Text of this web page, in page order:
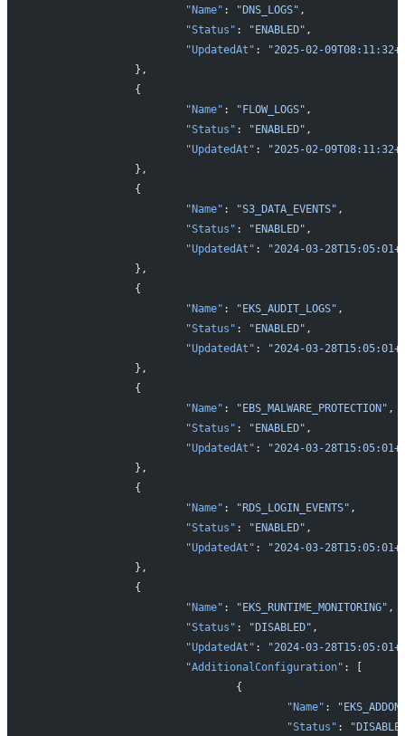
			"Name"
: "DNS_LOGS" ,
			"Status"
: "ENABLED" ,
			"UpdatedAt"
:
"2025-02-
		},
		{
			"Name"
: "FLOW_LOGS" ,
			"Status"
: "ENABLED" ,
			"UpdatedAt"
:
"2025-02-
		},
		{
			"Name"
: "S3_DATA_EVENTS" ,
			"Status"
: "ENABLED" ,
			"UpdatedAt"
:
"2024-03-
		},
		{
			"Name"
: "EKS_AUDIT_LOGS" ,
			"Status"
: "ENABLED" ,
			"UpdatedAt"
:
"2024-03-
		},
		{
			"Name"
: "EBS_MALWARE_PROTECTION" ,
			"Status"
: "ENABLED" ,
			"UpdatedAt"
:
"2024-03-
		},
		{
			"Name"
: "RDS_LOGIN_EVENTS" ,
			"Status"
: "ENABLED" ,
			"UpdatedAt"
:
"2024-03-
		},
		{
			"Name"
: "EKS_RUNTIME_MONITORING" ,
			"Status"
: "DISABLED" ,
			"UpdatedAt"
:
"2024-03-
			"AdditionalConfiguration"
: [
				{
					"Name"
:
					"Status"
: